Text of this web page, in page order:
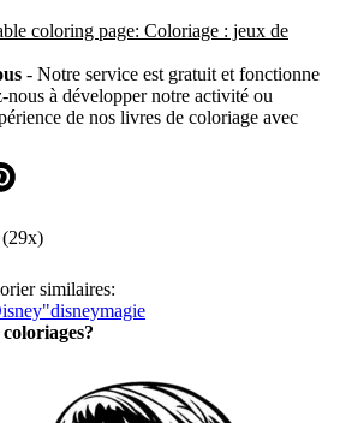
coloring page: Coloriage : jeux de
- Notre service est gratuit et fonctionne
nous à développer notre activité ou
de nos livres de coloriage avec
29
similaires:
disneymagie